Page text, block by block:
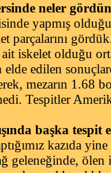
neler
yapmış
parçalarını
iskelet olduğu
elde edilen
mezarın 1.68
Tespitler
başka
kazıda
geleneğinde, ölen